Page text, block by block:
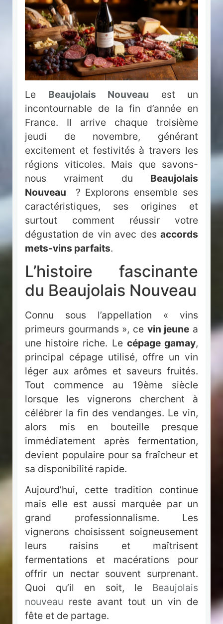
Le Beaujolais Nouveau est un
incontournable de la fin d’année en
France. Il arrive chaque troisième
jeudi de novembre, générant
excitement et festivités à travers les
régions viticoles. Mais que savons-
nous vraiment du Beaujolais
Nouveau
? Explorons ensemble ses
caractéristiques, ses origines et
surtout comment réussir votre
dégustation de vin avec des accords
mets-vins parfaits.
L’histoire fascinante
du Beaujolais Nouveau
Connu sous l’appellation « vins
primeurs gourmands », ce vin jeune a
une histoire riche. Le cépage gamay,
principal cépage utilisé, offre un vin
léger aux arômes et saveurs fruités.
Tout commence au 19ème siècle
lorsque les vignerons cherchent à
célébrer la fin des vendanges. Le vin,
alors mis en bouteille presque
immédiatement après fermentation,
devient populaire pour sa fraîcheur et
sa disponibilité rapide.
Aujourd’hui, cette tradition continue
mais elle est aussi marquée par un
grand professionnalisme. Les
vignerons choisissent soigneusement
leurs raisins et maîtrisent
fermentations et macérations pour
offrir un nectar souvent surprenant.
Quoi qu’il en soit, le Beaujolais
nouveau reste avant tout un vin de
fête et de partage.